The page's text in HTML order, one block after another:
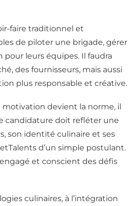
faire traditionnel et
de piloter une brigade, gérer
leurs équipes. Il faudra
des fournisseurs, mais aussi
plus responsable et créative.
devient la norme, il
candidature doit refléter une
son identité culinaire et ses
d’un simple postulant.
et conscient des défis
culinaires, à l’intégration